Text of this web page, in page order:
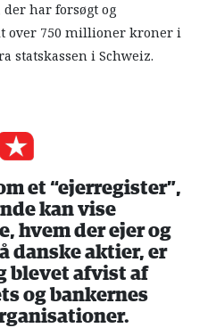
har forsøgt og
over 750 millioner kroner i
statskassen i Schweiz.
et “ejerregister”,
kan vise
hvem der ejer og
danske aktier, er
blevet afvist af
og bankernes